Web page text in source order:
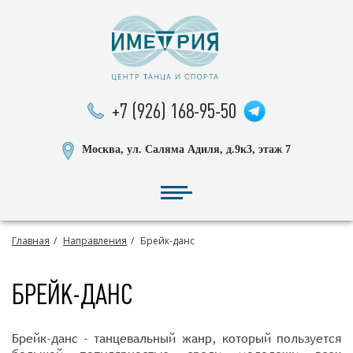
+7 (926) 168-95-50
Москва, ул. Саляма Адиля, д.9к3, этаж 7
Главная Направления Брейк-данс
БРЕЙК-ДАНС
Брейк-данс - танцевальный жанр, который пользуется